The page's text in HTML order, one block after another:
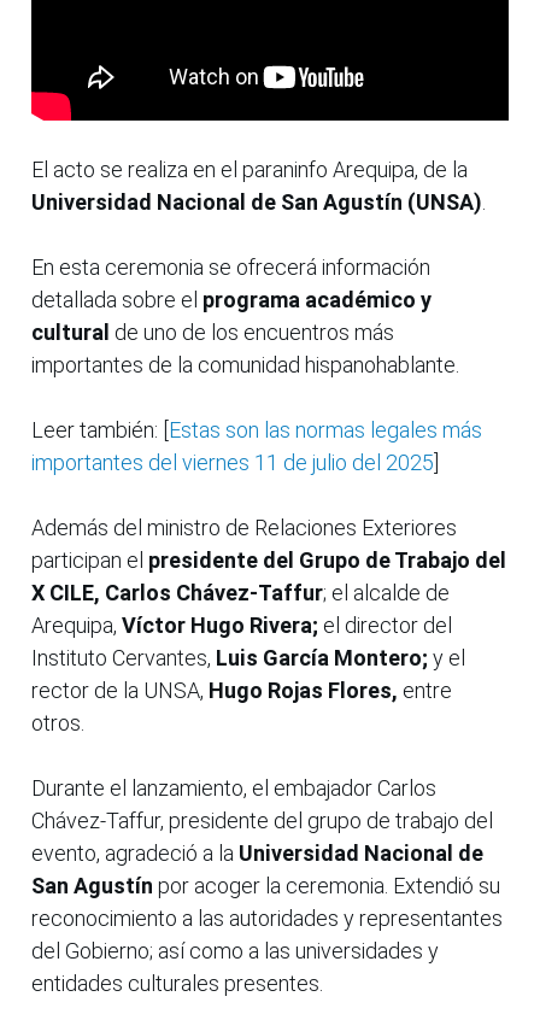
El acto se realiza en el paraninfo Arequipa, de la
Universidad Nacional de San Agustín (UNSA)
En esta ceremonia se ofrecerá información
detallada sobre el programa académico y
cultural de uno de los encuentros más
importantes de la comunidad hispanohablante.
Leer también: [Estas son las normas legales más
importantes del viernes 11 de julio del 2025]
Además del ministro de Relaciones Exteriores
participan el presidente del Grupo de Trabajo del
X CILE, Carlos Chávez-Taffur; el alcalde de
Arequipa, Víctor Hugo Rivera; el director del
Instituto Cervantes, Luis García Montero; y el
rector de la UNSA, Hugo Rojas Flores, entre
otros.
Durante el lanzamiento, el embajador Carlos
Chávez-Taffur, presidente del grupo de trabajo del
evento, agradeció a la Universidad Nacional de
San Agustín por acoger la ceremonia. Extendió su
reconocimiento a las autoridades y representantes
del Gobierno; así como a las universidades y
entidades culturales presentes.